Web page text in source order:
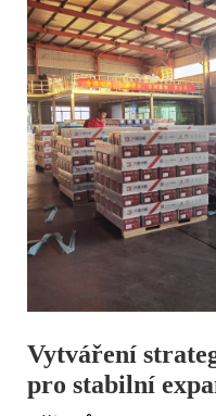
Vytváření
pro stabilní